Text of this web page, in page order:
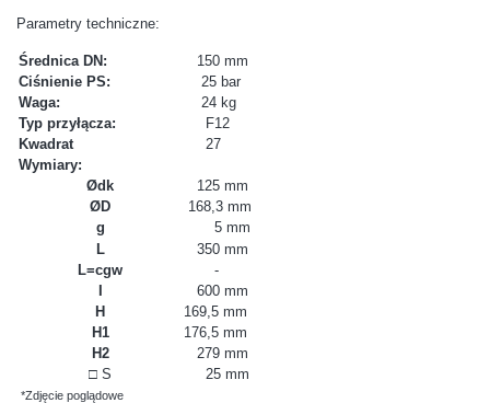
Parametry techniczne:
Średnica DN:
150 mm
Ciśnienie PS:
25 bar
Waga:
24 kg
Typ przyłącza:
F12
Kwadrat
27
Wymiary:
Ødk
125 mm
ØD
168,3 mm
g
5 mm
L
350 mm
L=cgw
-
I
600 mm
H
169,5 mm
H1
176,5 mm
H2
279 mm
□ S
25 mm
*Zdjęcie poglądowe